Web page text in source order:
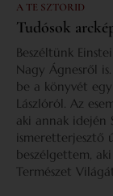
A TE SZTORID
Tudósok
Beszéltünk
Nagy Ágnesről
be a könyvét
Lászlóról. Az
aki annak idején
ismeretterjesztő
beszélgettem,
Természet